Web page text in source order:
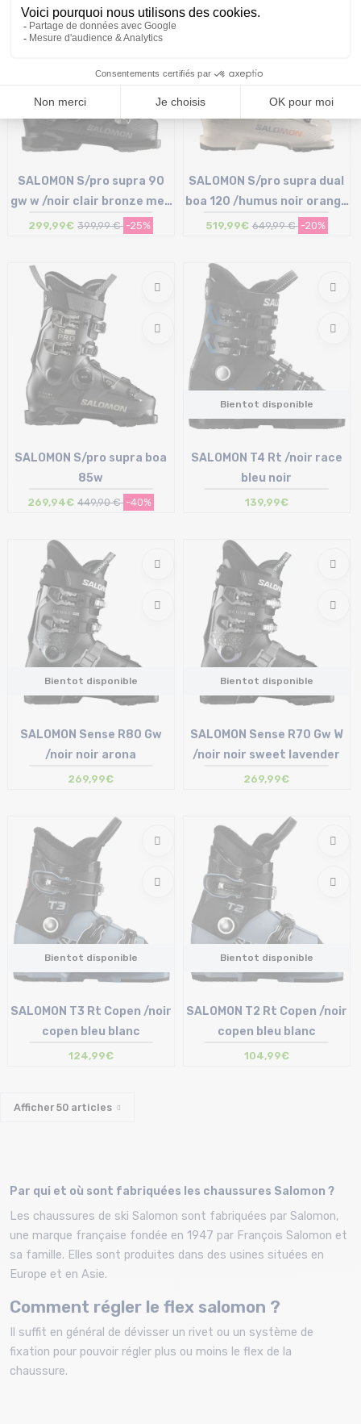
25/25.5 cm
SALOMON S/pro supra 90
gw w /noir clair bronze met
noir
299,99€ 399,99 € -25%
25/25.5 cm | 27/27.5 cm
SALOMON S/pro supra dual
boa 120 /humus noir orange
tiger
519,99€ 649,99 € -20%
24/24.5 cm
SALOMON S/pro supra boa
85w
269,94€ 449,90 € -40%
Bientot disponible
SALOMON T4 Rt /noir race
bleu noir
139,99€
Bientot disponible
SALOMON Sense R80 Gw
/noir noir arona
269,99€
Bientot disponible
SALOMON Sense R70 Gw W
/noir noir sweet lavender
269,99€
Bientot disponible
SALOMON T3 Rt Copen /noir
copen bleu blanc
124,99€
Bientot disponible
SALOMON T2 Rt Copen /noir
copen bleu blanc
104,99€
Afficher50 articles
Par qui et où sont fabriquées les chaussures Salomon ?
Les chaussures de ski Salomon sont fabriquées par Salomon,
une marque française fondée en 1947 par François Salomon et
sa famille. Elles sont produites dans des usines situées en
Europe et en Asie.
Comment régler le flex salomon ?
Il suffit en général de dévisser un rivet ou un système de
fixation pour pouvoir régler plus ou moins le flex de la
chaussure.